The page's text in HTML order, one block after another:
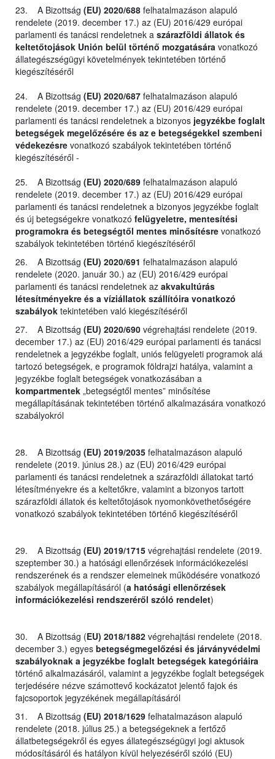
23. A Bizottság (EU) 2020/688 felhatalmazáson alapuló
rendelete (2019. december 17.) az (EU) 2016/429 európai
parlamenti és tanácsi rendeletnek a szárazföldi állatok és
keltetőtojások Unión belül történő mozgatására vonatkozó
állategészségügyi követelmények tekintetében történő
kiegészítéséről
24. A Bizottság (EU) 2020/687 felhatalmazáson alapuló
rendelete (2019. december 17.) az (EU) 2016/429 európai
parlamenti és tanácsi rendeletnek a bizonyos jegyzékbe foglalt
betegségek megelőzésére és az e betegségekkel szembeni
védekezésre vonatkozó szabályok tekintetében történő
kiegészítéséről -
25. A Bizottság (EU) 2020/689 felhatalmazáson alapuló
rendelete (2019. december 17.) az (EU) 2016/429 európai
parlamenti és tanácsi rendeletnek a bizonyos jegyzékbe foglalt
és új betegségekre vonatkozó felügyeletre, mentesítési
programokra és betegségtől mentes minősítésre vonatkozó
szabályok tekintetében történő kiegészítéséről
26. A Bizottság (EU) 2020/691 felhatalmazáson alapuló
rendelete (2020. január 30.) az (EU) 2016/429 európai
parlamenti és tanácsi rendeletnek az akvakultúrás
létesítményekre és a víziállatok szállítóira vonatkozó
szabályok tekintetében való kiegészítéséről
27. A Bizottság (EU) 2020/690 végrehajtási rendelete (2019.
december 17.) az (EU) 2016/429 európai parlamenti és tanácsi
rendeletnek a jegyzékbe foglalt, uniós felügyeleti programok alá
tartozó betegségek, e programok földrajzi hatálya, valamint a
jegyzékbe foglalt betegségek vonatkozásában a
kompartmentek „betegségtől mentes” minősítése
megállapításának tekintetében történő alkalmazására vonatkozó
szabályokról
28. A Bizottság (EU) 2019/2035 felhatalmazáson alapuló
rendelete (2019. június 28.) az (EU) 2016/429 európai
parlamenti és tanácsi rendeletnek a szárazföldi állatokat tartó
létesítményekre és a keltetőkre, valamint a bizonyos tartott
szárazföldi állatok és keltetőtojások nyomonkövethetőségére
vonatkozó szabályok tekintetében történő kiegészítéséről
29. A Bizottság (EU) 2019/1715 végrehajtási rendelete (2019.
szeptember 30.) a hatósági ellenőrzések információkezelési
rendszerének és a rendszer elemeinek működésére vonatkozó
szabályok megállapításáról (a hatósági ellenőrzések
információkezelési rendszeréről szóló rendelet)
30. A Bizottság (EU) 2018/1882 végrehajtási rendelete (2018.
december 3.) egyes betegségmegelőzési és járványvédelmi
szabályoknak a jegyzékbe foglalt betegségek kategóriáira
történő alkalmazásáról, valamint a jegyzékbe foglalt betegségek
terjedésére nézve számottevő kockázatot jelentő fajok és
fajcsoportok jegyzékének megállapításáról
31. A Bizottság (EU) 2018/1629 felhatalmazáson alapuló
rendelete (2018. július 25.) a betegségeknek a fertőző
állatbetegségekről és egyes állategészségügyi jogi aktusok
módosításáról és hatályon kívül helyezéséről szóló (EU)